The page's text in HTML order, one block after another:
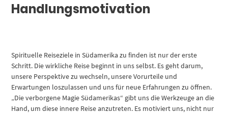
Handlungsmotivation
Spirituelle Reiseziele in Südamerika zu finden ist nur der erste
Schritt. Die wirkliche Reise beginnt in uns selbst. Es geht darum,
unsere Perspektive zu wechseln, unsere Vorurteile und
Erwartungen loszulassen und uns für neue Erfahrungen zu öffnen.
„Die verborgene Magie Südamerikas“ gibt uns die Werkzeuge an die
Hand, um diese innere Reise anzutreten. Es motiviert uns, nicht nur